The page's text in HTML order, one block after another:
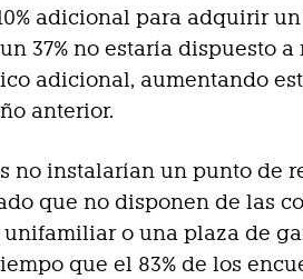
adicional para adquirir
37% no estaría dispuesto
adicional, aumentando
anterior.
no instalarían un punto de
que no disponen de las
o una plaza de
que el 83% de los